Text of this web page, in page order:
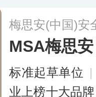
梅思安(中国)安
MSA梅思安
标准起草单位 |
业上榜十大品牌